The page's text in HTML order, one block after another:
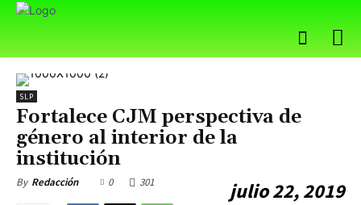
SLP
Fortalece CJM perspectiva de
género al interior de la
institución
By Redacción julio 22, 2019
0 301